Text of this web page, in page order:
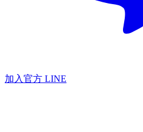
加入官方 LINE